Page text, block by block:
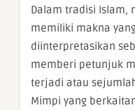
Dalam tradisi Islam,
memiliki makna
diinterpretasikan
memberi petunjuk
terjadi atau
Mimpi yang